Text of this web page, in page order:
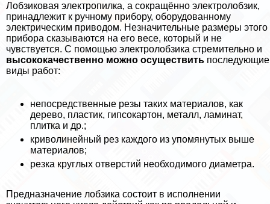
Лобзиковая электропилка, а сокращённо электролобзик,
принадлежит к ручному прибору, оборудованному
электрическим приводом. Незначительные размеры этого
прибора сказываются на его весе, который и не
чувствуется. С помощью электролобзика стремительно и
высококачественно можно осуществить последующие
виды работ:
непосредственные резы таких материалов, как
дерево, пластик, гипсокартон, металл, ламинат,
плитка и др.;
криволинейный рез каждого из упомянутых выше
материалов;
резка круглых отверстий необходимого диаметра.
Предназначение лобзика состоит в исполнении